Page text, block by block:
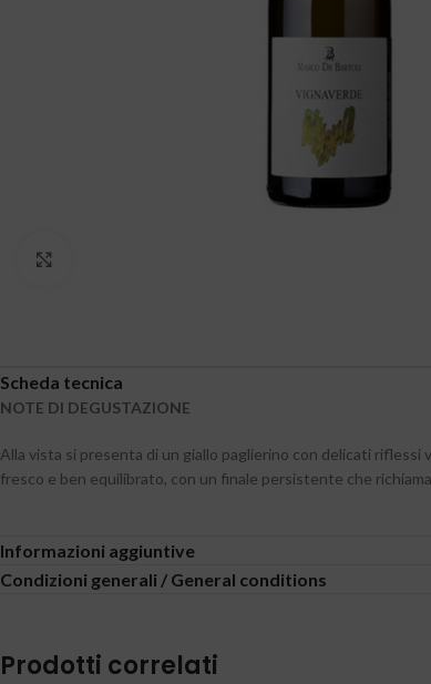
Scheda tecnica
NOTE DI DEGUSTAZIONE
Alla vista si presenta di un giallo paglierino con delicati
fresco e ben equilibrato, con un finale persistente che
Informazioni aggiuntive
Condizioni generali / General conditions
Prodotti correlati